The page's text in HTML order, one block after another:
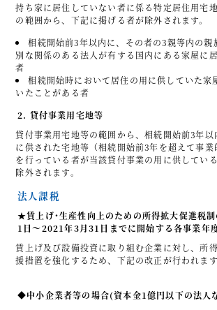
持ち家に居住していない者に係る特定居住用宅
の範囲から、下記に掲げる者が除外されます。
相続開始前3年以内に、その者の3親等内の親
別な関係のある法人が有する国内にある家屋に
者
相続開始時において居住の用に供していた家
いたことがある者
2. 貸付事業用宅地等
貸付事業用宅地等の範囲から、相続開始前3年以
に供された宅地等（相続開始前3年を超えて事
を行っている者が当該貸付事業の用に供してい
除外されます。
法人課税
★賃上げ･生産性向上のための所得拡大促進税
1日～2021年3月31日までに開始する各事業年
賃上げ及び設備投資に取り組む企業に対し、所
援措置を強化するため、下記の改正が行われます
◆中小企業者等の場合(資本金1億円以下の法人